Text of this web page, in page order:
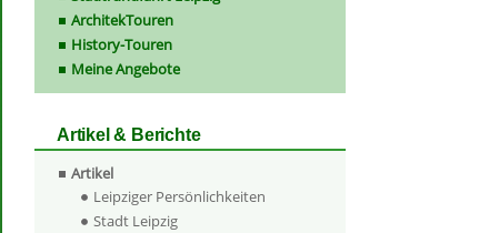
ArchitekTouren
History-Touren
Meine Angebote
Artikel & Berichte
Artikel
Leipziger Persönlichkeiten
Stadt Leipzig